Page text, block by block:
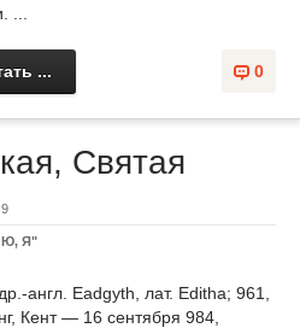
...
0
...
Святая
9
Ю, Я"
англ. Eadgyth, лат. Editha; 961,
Кент — 16 сентября 984,